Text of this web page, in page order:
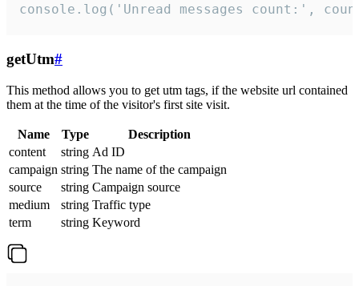
console.log('Unread messages count:',
getUtm#
This method allows you to get utm tags, if the website url contained
them at the time of the visitor's first site visit.
Name Type
Description
content
string Ad ID
campaign string The name of the campaign
source
string Campaign source
medium
string Traffic type
term
string Keyword